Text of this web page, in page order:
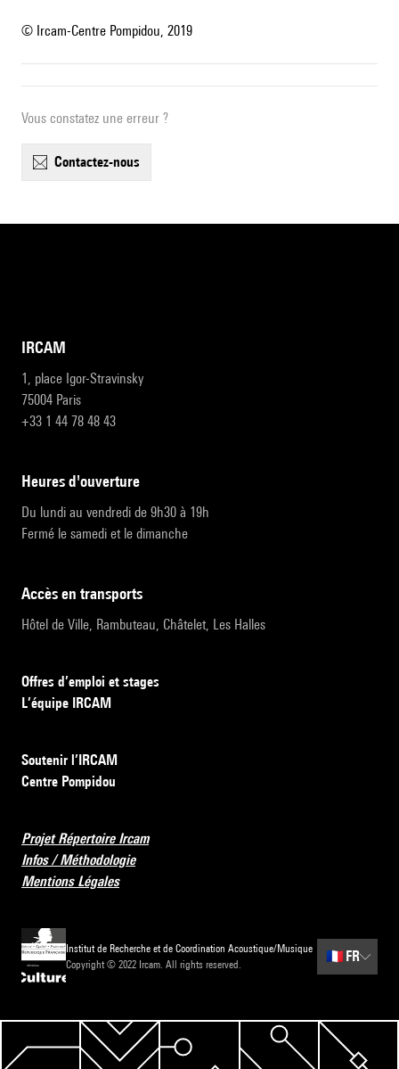
© Ircam-Centre Pompidou, 2019
Vous constatez une erreur ?
contactez-nous
IRCAM
1, place Igor-Stravinsky
75004 Paris
+33 1 44 78 48 43
heures d'ouverture
Du lundi au vendredi de 9h30 à 19h
Fermé le samedi et le dimanche
accès en transports
Hôtel de Ville, Rambuteau, Châtelet, Les Halles
Offres d’emploi et stages
L’équipe IRCAM
Soutenir l’IRCAM
Centre Pompidou
Projet Répertoire Ircam
Infos / Méthodologie
Mentions Légales
Institut de Recherche et de Coordination Acoustique/Musique
Copyright © 2022 Ircam. All rights reserved.
🇫🇷 FR